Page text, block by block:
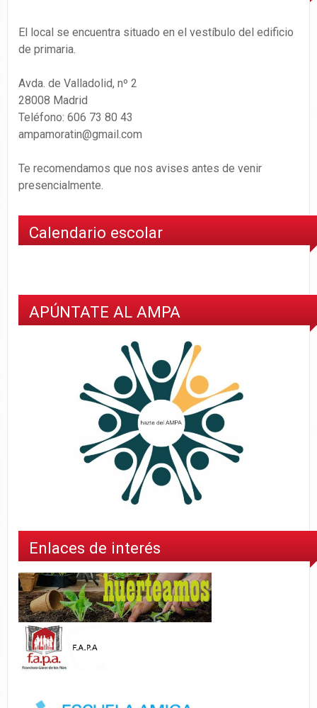
El local se encuentra situado en el vestíbulo del edificio
de primaria.
Avda. de Valladolid, nº 2
28008 Madrid
Teléfono: 606 73 80 43
ampamoratin@gmail.com
Te recomendamos que nos avises antes de venir
presencialmente.
Calendario escolar
APÚNTATE AL AMPA
Enlaces de interés